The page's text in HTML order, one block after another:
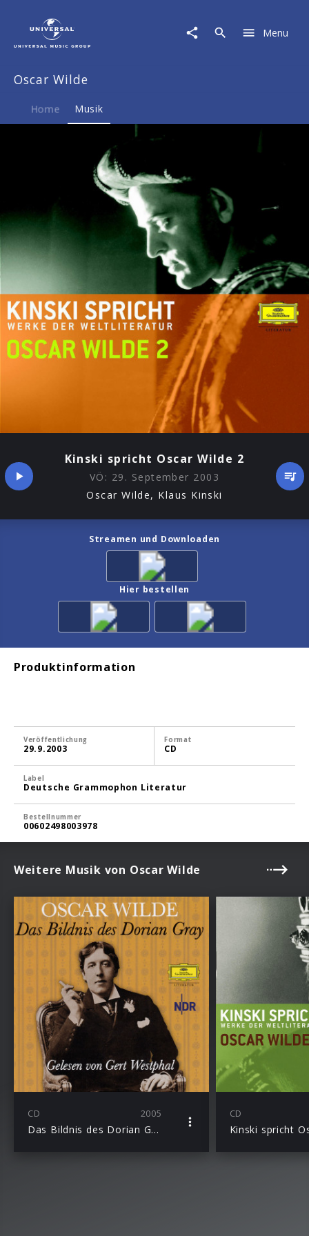
Musik
Kinski
Wilde
Menu
Oscar Wilde
Home Musik
Kinski spricht Oscar Wilde 2
VÖ: 29. September 2003
Oscar Wilde, Klaus Kinski
Streamen und Downloaden
Hier bestellen
Produktinformation
Veröffentlichung
29.9.2003
Format
CD
Label
Deutsche Grammophon Literatur
Bestellnummer
00602498003978
Weitere Musik von Oscar Wilde
CD 2005
Das Bildnis des Dorian Gray
CD